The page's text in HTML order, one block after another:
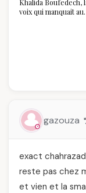
voix qui manquait au
gazouza
exact
reste pas chez
et vien et la